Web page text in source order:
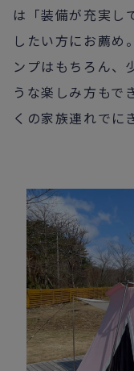
は「装備が充実し
したい方にお薦め
ンプはもちろん、
うな楽しみ方もで
くの家族連れでに